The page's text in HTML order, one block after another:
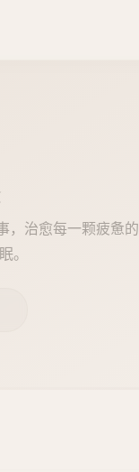
，治愈每一颗疲惫的
。